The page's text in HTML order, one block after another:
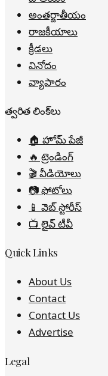
అంతర్జాతీయం
రాజకీయాలు
క్రీడలు
వినోదం
వ్యాపారం
త్వరిత లింక్‌లు
🏠 హోమ్ పేజీ
🔥 ట్రెండింగ్
🎬 వీడియోలు
📷 ఫోటోలు
📱 వెబ్ స్టోరీస్
📺 లైవ్ టీవీ
Quick Links
About Us
Contact
Contact Us
Advertise
Legal